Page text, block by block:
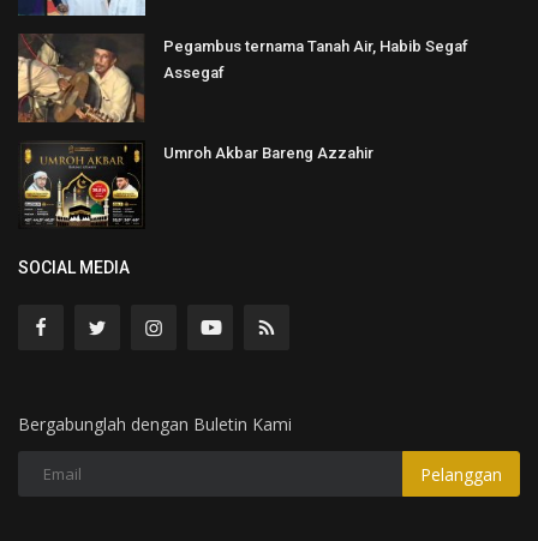
Pegambus ternama Tanah Air, Habib Segaf
Assegaf
Umroh Akbar Bareng Azzahir
SOCIAL MEDIA
Bergabunglah dengan Buletin Kami
Pelanggan